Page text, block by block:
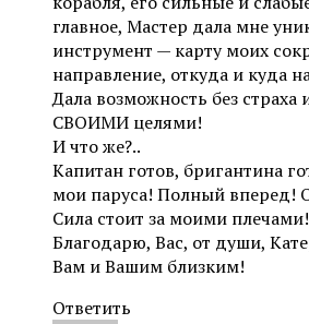
главное, Мастер дала мне
инструмент — карту моих
направление, откуда и куда
Дала возможность без страха
СВОИМИ целями!
И что же?..
Капитан готов, бригантина
мои паруса! Полный вперед!
Сила стоит за моими плечами!
Благодарю, Вас, от души,
Вам и Вашим близким!
Ответить